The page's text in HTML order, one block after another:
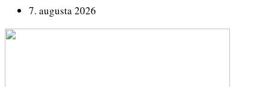
7. augusta 2026